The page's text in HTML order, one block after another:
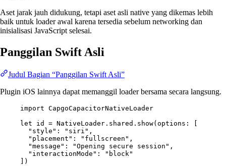
Aset jarak jauh didukung, tetapi aset asli native yang dikemas lebih
baik untuk loader awal karena tersedia sebelum networking dan
inisialisasi JavaScript selesai.
Panggilan Swift Asli
Judul Bagian “Panggilan Swift Asli”
Plugin iOS lainnya dapat memanggil loader bersama secara langsung.
import CapgoCapacitorNativeLoader
let id = NativeLoader.shared. show(options : [
"style" : "siri" ,
"placement" : "fullscreen" ,
"message" : "Opening secure session" ,
"interactionMode" :
"block"
])